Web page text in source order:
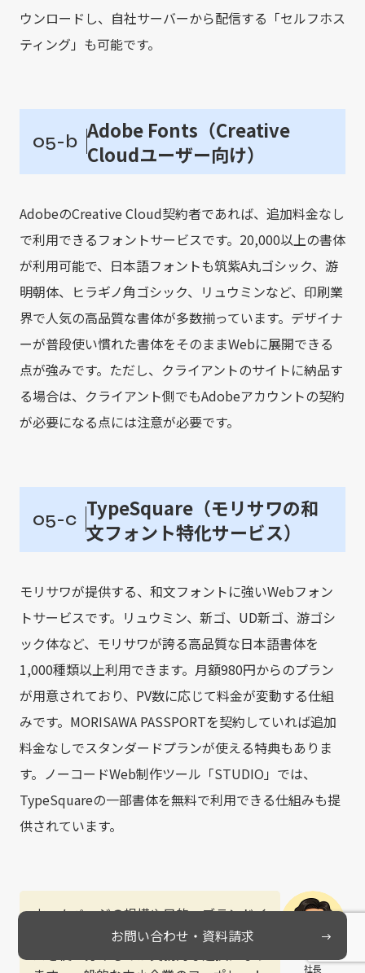
お問い合わせ・資料請求
ウンロードし、自社サーバーから配信する「セルフホス
ティング」も可能です。
05-b Adobe Fonts（Creative
Cloudユーザー向け）
AdobeのCreative Cloud契約者であれば、追加料金なし
で利用できるフォントサービスです。20,000以上の書体
が利用可能で、日本語フォントも筑紫A丸ゴシック、游
明朝体、ヒラギノ角ゴシック、リュウミンなど、印刷業
界で人気の高品質な書体が多数揃っています。デザイナ
ーが普段使い慣れた書体をそのままWebに展開できる
点が強みです。ただし、クライアントのサイトに納品す
る場合は、クライアント側でもAdobeアカウントの契約
が必要になる点には注意が必要です。
05-c TypeSquare（モリサワの和
文フォント特化サービス）
モリサワが提供する、和文フォントに強いWebフォン
トサービスです。リュウミン、新ゴ、UD新ゴ、游ゴシ
ック体など、モリサワが誇る高品質な日本語書体を
1,000種類以上利用できます。月額980円からのプラン
が用意されており、PV数に応じて料金が変動する仕組
みです。MORISAWA PASSPORTを契約していれば追加
料金なしでスタンダードプランが使える特典もありま
す。ノーコードWeb制作ツール「STUDIO」では、
TypeSquareの一部書体を無料で利用できる仕組みも提
供されています。
ホームページの規模や目的、ブランドイ
メージ、予算に応じて、これらのサービ
社長